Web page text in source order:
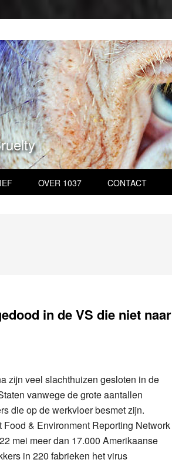
OVER 1037 CONTACT
in de VS die niet naar
zijn veel slachthuizen gesloten in de
vanwege de grote aantallen
die op de werkvloer besmet zijn.
Food & Environment Reporting Network
mei meer dan 17.000 Amerikaanse
in 220 fabrieken het virus